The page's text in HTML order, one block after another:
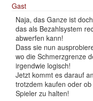
Gast
Naja, das Ganze ist
das als Bezahlsystem
abwerfen kann!
Dass sie nun
wo die Schmerzgrenze
irgendwie logisch!
Jetzt kommt es darauf
trotzdem kaufen oder
Spieler zu halten!